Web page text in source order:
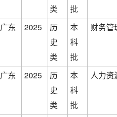
类
批
广东 2025
历
史
类
本
科
批
财务管
广东 2025
历
史
类
本
科
批
人力资